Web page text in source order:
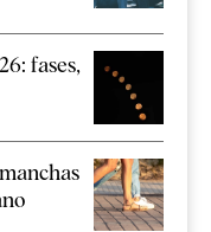
fases,